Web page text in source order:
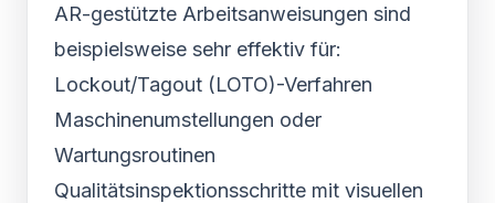
AR-gestützte Arbeitsanweisungen sind
beispielsweise sehr effektiv für:
Lockout/Tagout (LOTO)-Verfahren
Maschinenumstellungen oder
Wartungsroutinen
Qualitätsinspektionsschritte mit visuellen